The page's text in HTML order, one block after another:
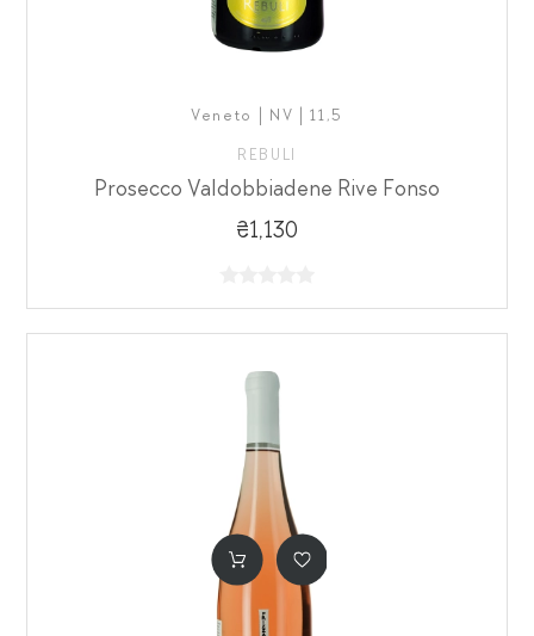
Veneto | NV | 11,5
REBULI
Prosecco Valdobbiadene Rive Fonso
₴1,130